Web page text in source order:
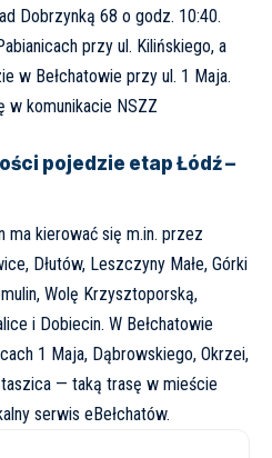
Dobrzynką 68 o godz. 10:40.
przy ul. Kilińskiego, a
w Bełchatowie przy ul. 1 Maja.
w komunikacie NSZZ
pojedzie etap Łódź –
kierować się m.in. przez
Dłutów, Leszczyny Małe, Górki
Wolę Krzysztoporską,
i Dobiecin. W Bełchatowie
1 Maja, Dąbrowskiego, Okrzei,
— taką trasę w mieście
serwis eBełchatów.